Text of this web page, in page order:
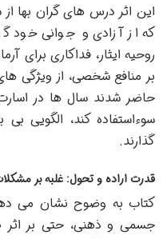
این اثر درس های گران بها
که از آزادی و جوانی خود
روحیه ایثار، فداکاری برای
بر منافع شخصی، از ویژگی
حاضر شدند سال ها در اسارت
سوءاستفاده کند، الگویی
گذارند.
قدرت اراده و تحول: غلبه بر
کتاب به وضوح نشان می
جسمی و ذهنی، حتی بر اثر